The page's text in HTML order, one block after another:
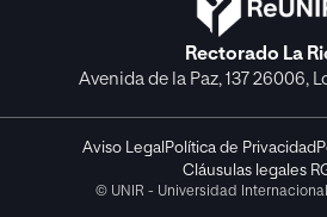
Rectorado La
Avenida de la Paz, 137 26006,
Aviso Legal Política de Privacidad
Cláusulas legales
© UNIR - Universidad